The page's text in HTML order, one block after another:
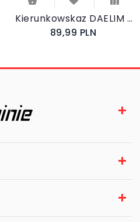
Kierunkowskaz DAELIM VJ 125 ROADWIN 2003-2010
89,99 PLN